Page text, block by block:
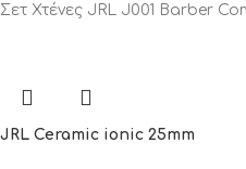
Σετ Χτένες JRL J001 Barber
JRL Ceramic ionic 25mm